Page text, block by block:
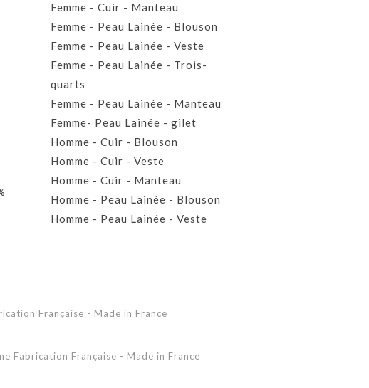
Femme - Cuir - Manteau
Femme - Peau Lainée - Blouson
Femme - Peau Lainée - Veste
Femme - Peau Lainée - Trois-
quarts
Femme - Peau Lainée - Manteau
Femme- Peau Lainée - gilet
Homme - Cuir - Blouson
Homme - Cuir - Veste
Homme - Cuir - Manteau
Homme - Peau Lainée - Blouson
Homme - Peau Lainée - Veste
Femme - Peau lainée - Coupe Vent
Pantalon
Française - Made in France
Fabrication Française - Made in France